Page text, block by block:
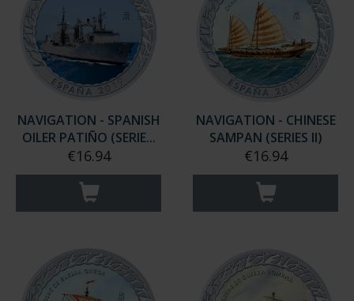
NAVIGATION - SPANISH
OILER PATIÑO (SERIE...
€16.94
NAVIGATION - CHINESE
SAMPAN (SERIES II)
€16.94